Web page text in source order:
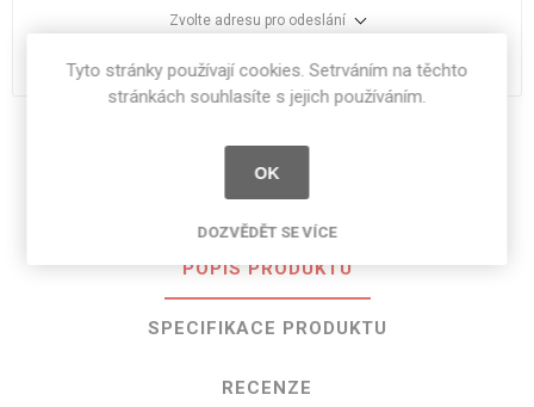
Zvolte adresu pro odeslání
dodací lhůta : 1 - 11 dní
Sdílet:
POPIS PRODUKTU
SPECIFIKACE PRODUKTU
RECENZE
Tyto stránky používají cookies. Setrváním na těchto
stránkách souhlasíte s jejich používáním.
OK
DOZVĚDĚT SE VÍCE